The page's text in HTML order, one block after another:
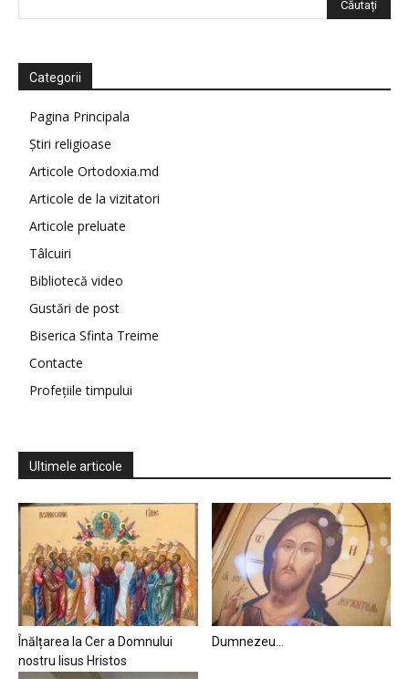
Categorii
Pagina Principala
Știri religioase
Articole Ortodoxia.md
Articole de la vizitatori
Articole preluate
Tâlcuiri
Bibliotecă video
Gustări de post
Biserica Sfinta Treime
Contacte
Profețiile timpului
Ultimele articole
Înălțarea la Cer a Domnului
nostru Iisus Hristos
Dumnezeu…